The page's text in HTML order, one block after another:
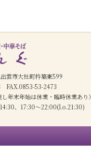
雲市大社町杵築東599
FAX.0853-53-2473
年末年始は休業・臨時休業あり）
、17:30〜22:00(l.o.21:30)